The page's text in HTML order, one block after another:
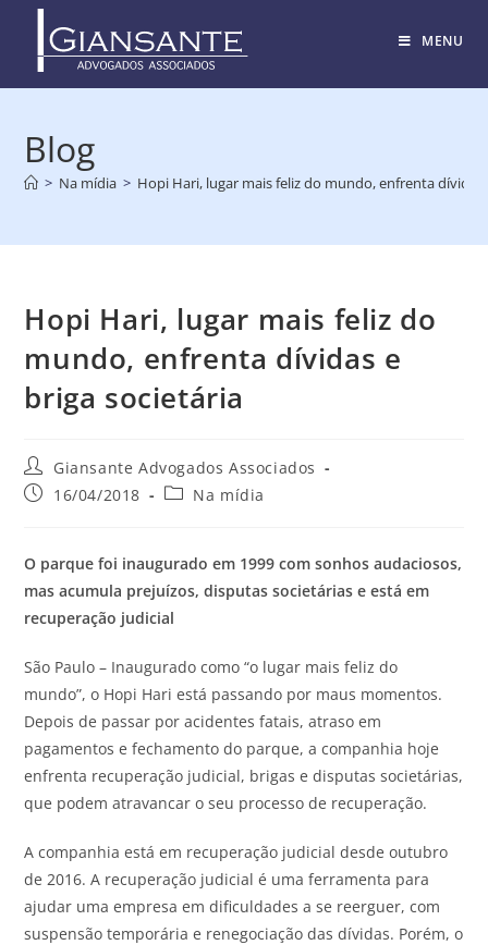
MENU
Blog
> Na mídia > Hopi Hari, lugar mais feliz do mundo, enfrenta dívidas
Hopi Hari, lugar mais feliz do
mundo, enfrenta dívidas e
briga societária
Giansante Advogados Associados
16/04/2018
Na mídia
O parque foi inaugurado em 1999 com sonhos audaciosos,
mas acumula prejuízos, disputas societárias e está em
recuperação judicial
São Paulo – Inaugurado como “o lugar mais feliz do
mundo”, o Hopi Hari está passando por maus momentos.
Depois de passar por acidentes fatais, atraso em
pagamentos e fechamento do parque, a companhia hoje
enfrenta recuperação judicial, brigas e disputas societárias,
que podem atravancar o seu processo de recuperação.
A companhia está em recuperação judicial desde outubro
de 2016. A recuperação judicial é uma ferramenta para
ajudar uma empresa em dificuldades a se reerguer, com
suspensão temporária e renegociação das dívidas. Porém, o